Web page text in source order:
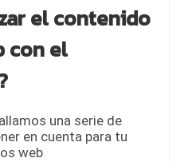
el contenido
con el
una serie de
en cuenta para tu
web